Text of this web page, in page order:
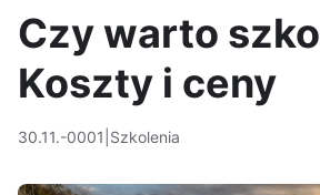
Czy warto
Koszty i ceny
30.11.-0001 Szkolenia